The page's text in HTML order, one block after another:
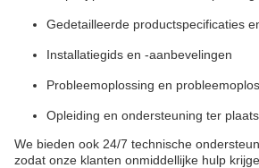
Gedetailleerde productspecificaties
Installatiegids en -aanbevelingen
Probleemoplossing en
Opleiding en ondersteuning ter
We bieden ook 24/7 technische
zodat onze klanten onmiddellijke hulp